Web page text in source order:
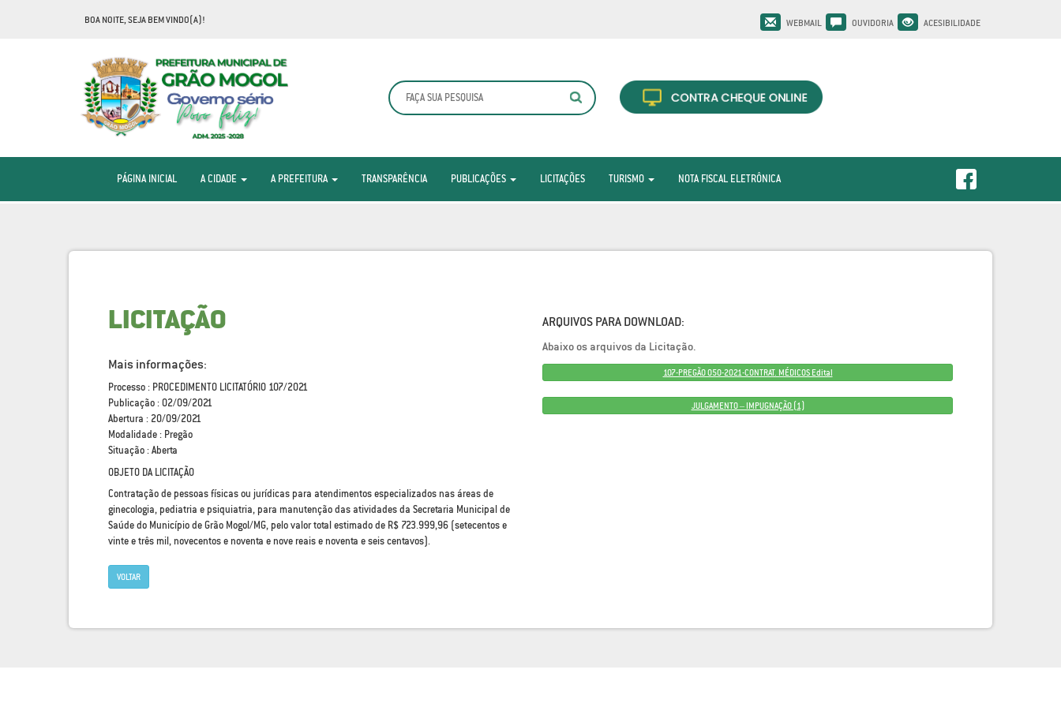
BOA NOITE, SEJA BEM VINDO(A)! WEBMAIL OUVIDORIA ACESIBILIDADE
PÁGINA INICIAL A CIDADE A PREFEITURA TRANSPARÊNCIA PUBLICAÇÕES LICITAÇÕES TURISMO NOTA FISCAL ELETRÔNICA
LICITAÇÃO
Mais informações:
Processo : PROCEDIMENTO LICITATÓRIO 107/2021
Publicação : 02/09/2021
Abertura : 20/09/2021
Modalidade : Pregão
Situação : Aberta
OBJETO DA LICITAÇÃO
Contratação de pessoas físicas ou jurídicas para atendimentos especializados nas áreas de
ginecologia, pediatria e psiquiatria, para manutenção das atividades da Secretaria Municipal de
Saúde do Município de Grão Mogol/MG, pelo valor total estimado de R$ 723.999,96 (setecentos e
vinte e três mil, novecentos e noventa e nove reais e noventa e seis centavos).
VOLTAR
ARQUIVOS PARA DOWNLOAD:
Abaixo os arquivos da Licitação.
107-PREGÃO 050-2021-CONTRAT. MÉDICOS Edital
JULGAMENTO – IMPUGNAÇÃO (1)